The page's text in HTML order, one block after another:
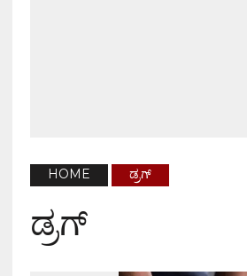
HOME ಡ್ರಗ್
ಡ್ರಗ್